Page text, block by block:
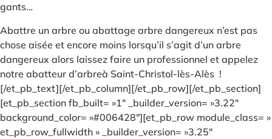
gants…
Abattre un arbre ou abattage arbre dangereux n’est pas
chose aisée et encore moins lorsqu’il s’agit d’un arbre
dangereux alors laissez faire un professionnel et appelez
notre abatteur d’arbreà Saint-Christol-lès-Alès !
[/et_pb_text][/et_pb_column][/et_pb_row][/et_pb_section]
[et_pb_section fb_built= »1″ _builder_version= »3.22″
background_color= »#006428″][et_pb_row module_class= »
et_pb_row_fullwidth » _builder_version= »3.25″